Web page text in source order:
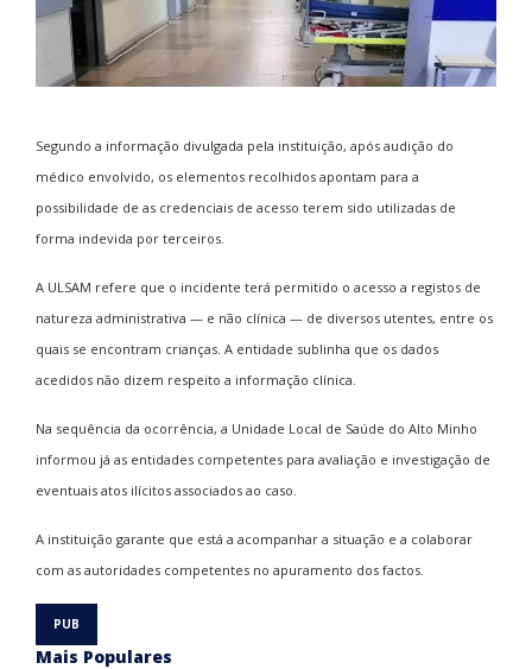
Segundo a informação divulgada pela instituição, após audição do
médico envolvido, os elementos recolhidos apontam para a
possibilidade de as credenciais de acesso terem sido utilizadas de
forma indevida por terceiros.
A ULSAM refere que o incidente terá permitido o acesso a registos de
natureza administrativa — e não clínica — de diversos utentes, entre os
quais se encontram crianças. A entidade sublinha que os dados
acedidos não dizem respeito a informação clínica.
Na sequência da ocorrência, a Unidade Local de Saúde do Alto Minho
informou já as entidades competentes para avaliação e investigação de
eventuais atos ilícitos associados ao caso.
A instituição garante que está a acompanhar a situação e a colaborar
com as autoridades competentes no apuramento dos factos.
Mais Populares